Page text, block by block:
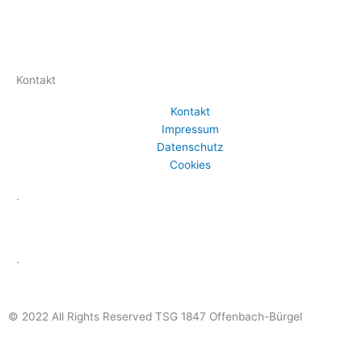
Kontakt
Kontakt
Impressum
Datenschutz
Cookies
.
.
© 2022 All Rights Reserved TSG 1847 Offenbach-Bürgel